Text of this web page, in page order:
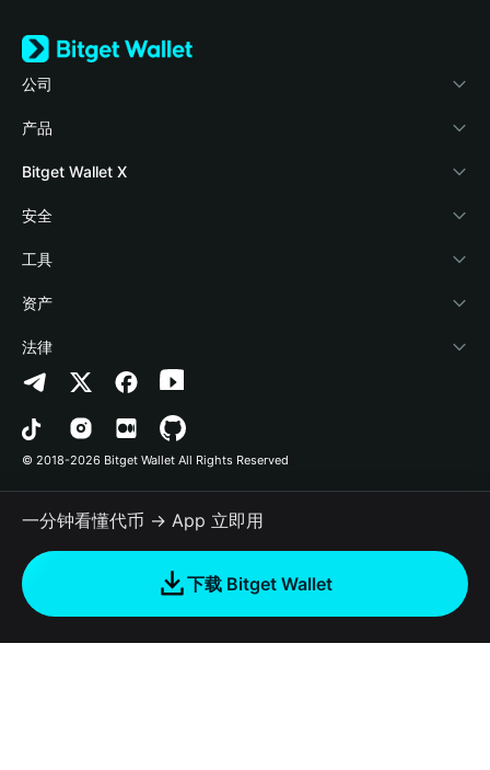
公司
关于 Bitget Wallet
博客
学院
加密资讯
帮助中心
联系我们
品牌资源
工作机会
产品
加密卡
稳定币理财
Payfi Crypto
Crypto Swap API
山寨季指数
预测市场
DApp
RWA
如何购买加密货币
Bitget Wallet X
开发者文档
接入钱包
Bitget Wallet Pay
合作上架
安全
风险保障基金
安全防护技术
工具
快捷买币
授权检测
合约检测
批量转账
资产
Arbitrum
Avalanche
Bitcoin
Polygon
法律
隐私协议
用户使用协议
© 2018-2026 Bitget Wallet All Rights Reserved
一分钟看懂代币 → App 立即用
下载 Bitget Wallet